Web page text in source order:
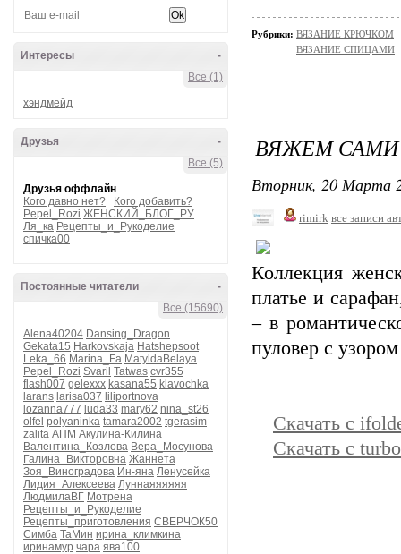
-
Интересы
Все (1)
хэндмейд
-
Друзья
Все (5)
Друзья оффлайн
Кого давно нет?
Кого добавить?
Pepel_Rozi ЖЕНСКИЙ_БЛОГ_РУ
Ля_ка Рецепты_и_Рукоделие
спичка00
-
Постоянные читатели
Все (15690)
Alena40204 Dansing_Dragon
Gekata15 Harkovskaja Hatshepsoot
Leka_66 Marina_Fa MatyldaBelaya
Pepel_Rozi Svaril Tatwas cvr355
flash007 gelexxx kasana55 klavochka
larans larisa037 liliportnova
lozanna777 luda33 mary62 nina_st26
olfel polyaninka tamara2002 tgerasim
zalita АПМ Акулина-Килина
Валентина_Козлова Вера_Мосунова
Галина_Викторовна Жаннета
Зоя_Виноградова Ин-яна Ленусейка
Лидия_Алексеева Луннаяяяяяя
ЛюдмилаВГ Мотрена
Рецепты_и_Рукоделие
Рецепты_приготовления СВЕРЧОК50
Симба ТаМин ирина_климкина
иринамур чара ява100
Рубрики: ВЯЗАНИЕ КРЮЧКОМ
ВЯЗАНИЕ СПИЦАМИ
ВЯЖЕМ САМИ
Вторник, 20 Марта
rimirk все записи
Коллекция
платье и
– в
пуловер с узором
Скачать с
Скачать с